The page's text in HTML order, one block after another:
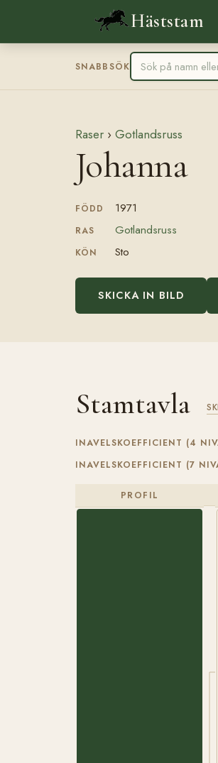
Häststam
SNABBSÖK
Raser › Gotlandsruss
Johanna
FÖDD 1971
RAS Gotlandsruss
KÖN Sto
SKICKA IN BILD
Stamtavla
INAVELSKOEFFICIENT (4
INAVELSKOEFFICIENT (7
PROFIL